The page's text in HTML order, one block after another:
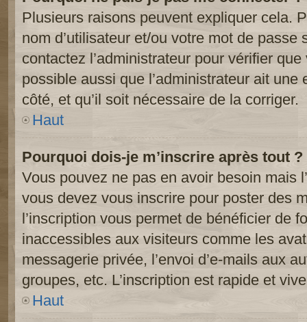
Plusieurs raisons peuvent expliquer cela.
nom d’utilisateur et/ou votre mot de passe
contactez l’administrateur pour vérifier
possible aussi que l’administrateur ait
côté, et qu’il soit nécessaire de la corriger.
Haut
Pourquoi dois-je m’inscrire après tout ?
Vous pouvez ne pas en avoir besoin mais
vous devez vous inscrire pour poster des
l’inscription vous permet de bénéficier de
inaccessibles aux visiteurs comme les
messagerie privée, l’envoi d’e-mails aux
groupes, etc. L’inscription est rapide et
Haut